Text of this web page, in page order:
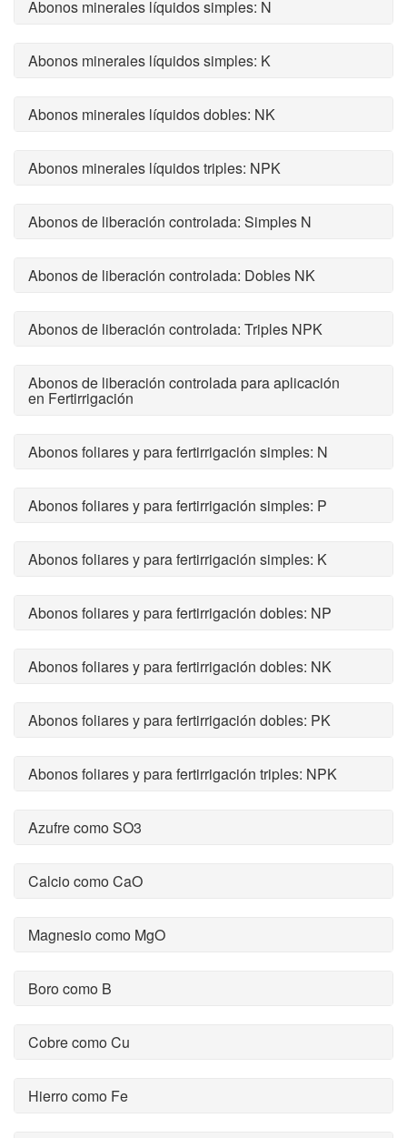
Abonos minerales líquidos simples: N
Abonos minerales líquidos simples: K
Abonos minerales líquidos dobles: NK
Abonos minerales líquidos triples: NPK
Abonos de liberación controlada: Simples N
Abonos de liberación controlada: Dobles NK
Abonos de liberación controlada: Triples NPK
Abonos de liberación controlada para aplicación
en Fertirrigación
Abonos foliares y para fertirrigación simples: N
Abonos foliares y para fertirrigación simples: P
Abonos foliares y para fertirrigación simples: K
Abonos foliares y para fertirrigación dobles: NP
Abonos foliares y para fertirrigación dobles: NK
Abonos foliares y para fertirrigación dobles: PK
Abonos foliares y para fertirrigación triples: NPK
Azufre como SO3
Calcio como CaO
Magnesio como MgO
Boro como B
Cobre como Cu
Hierro como Fe